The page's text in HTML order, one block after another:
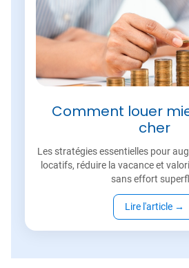
Comment louer
cher
Les stratégies essentielles pour
locatifs, réduire la vacance et
sans effort
Lire l'article →